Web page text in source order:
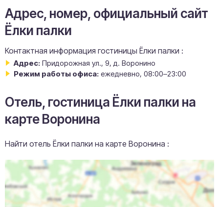
Адрес, номер, официальный сайт
Ёлки палки
Контактная информация гостиницы Ёлки палки :
Адрес: Придорожная ул., 9, д. Воронино
Режим работы офиса: ежедневно, 08:00–23:00
Отель, гостиница Ёлки палки на
карте Воронина
Найти отель Ёлки палки на карте Воронина :